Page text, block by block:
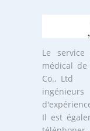
Le
médical de
Co.,
Il est